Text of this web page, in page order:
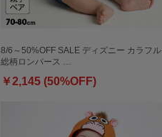
8/6～50%OFF SALE ディズニー カラフル
総柄ロンパース …
￥2,145 (50%OFF)